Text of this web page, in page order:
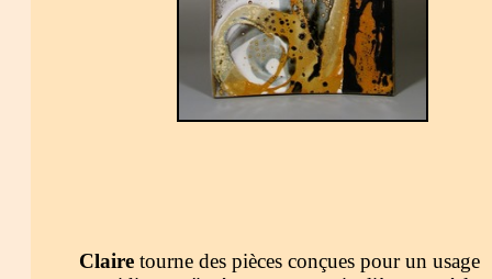
Claire tourne des pièces conçues pour un usage